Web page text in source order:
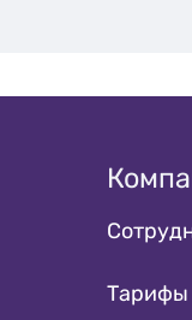
Тарифы